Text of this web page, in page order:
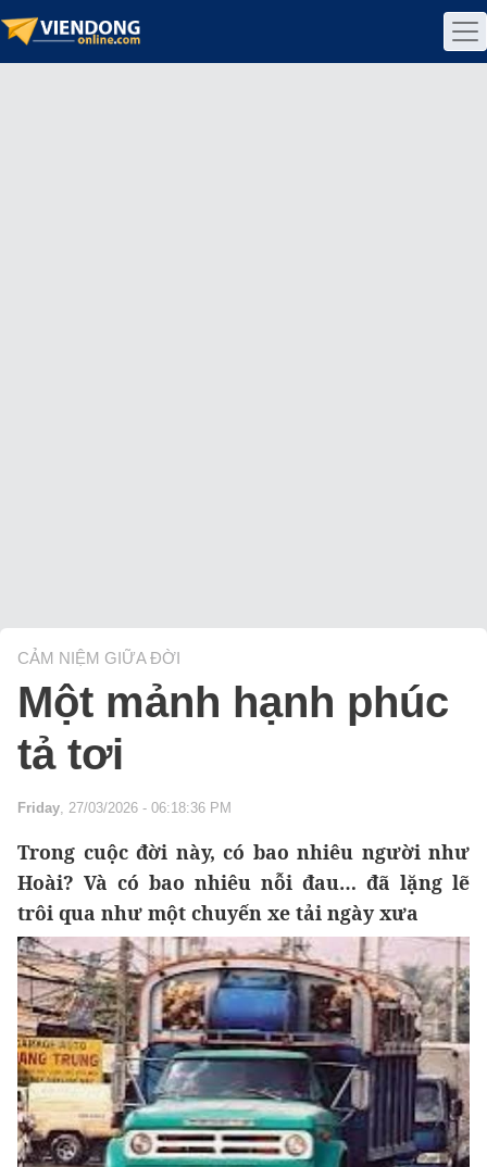
CẢM NIỆM GIỮA ĐỜI
Một mảnh hạnh phúc
tả tơi
Friday, 27/03/2026 - 06:18:36 PM
Trong cuộc đời này, có bao nhiêu người như
Hoài? Và có bao nhiêu nỗi đau… đã lặng lẽ
trôi qua như một chuyến xe tải ngày xưa